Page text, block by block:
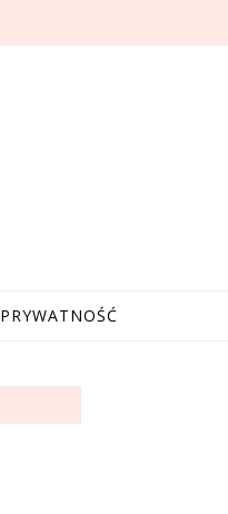
PRYWATNOŚĆ